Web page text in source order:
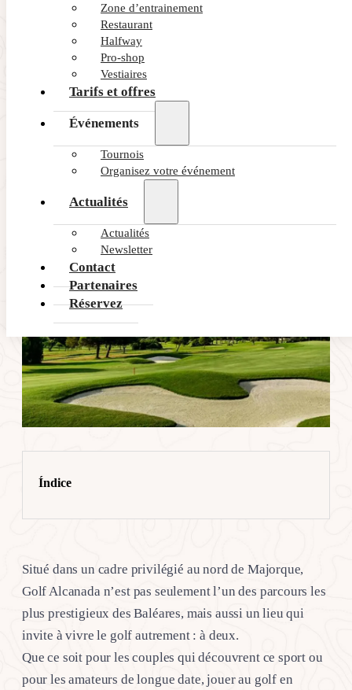
Zone d’entrainement
Restaurant
Halfway
Pro-shop
Vestiaires
Tarifs et offres
Événements
Tournois
Organisez votre événement
Actualités
Actualités
Newsletter
Contact
Partenaires
Réservez
Índice
Situé dans un cadre privilégié au nord de Majorque,
Golf Alcanada n’est pas seulement l’un des parcours les
plus prestigieux des Baléares, mais aussi un lieu qui
invite à vivre le golf autrement : à deux.
Que ce soit pour les couples qui découvrent ce sport ou
pour les amateurs de longue date, jouer au golf en